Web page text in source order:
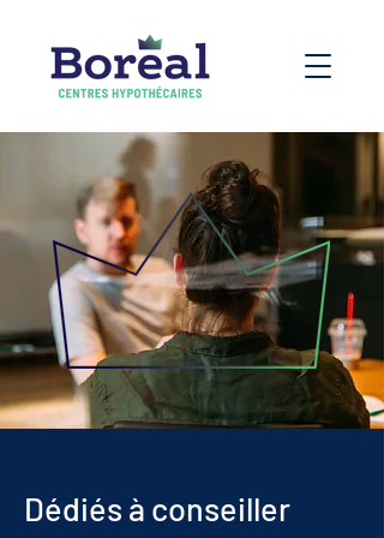
Dédiés à conseiller